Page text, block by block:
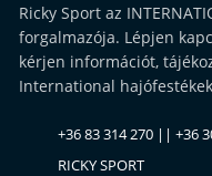
Ricky Sport az
forgalmazója. Lépjen
kérjen információt,
International
+36 83 314 270 || +36
RICKY SPORT